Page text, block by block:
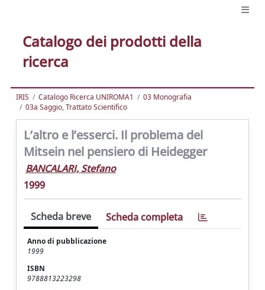
Catalogo dei prodotti della
ricerca
IRIS Catalogo Ricerca UNIROMA1
03 Monografia
03a Saggio, Trattato Scientifico
L’altro e l’esserci. Il problema del
Mitsein nel pensiero di Heidegger
BANCALARI, Stefano
1999
Scheda breve Scheda completa
Anno di pubblicazione
1999
ISBN
9788813223298